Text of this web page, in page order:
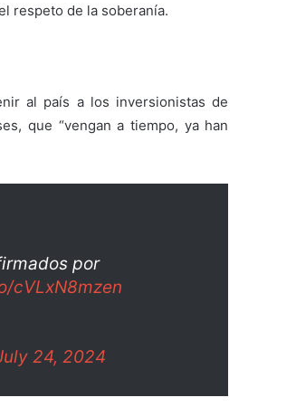
respeto de la soberanía.
al país a los inversionistas de
que “vengan a tiempo, ya han
por
cVLxN8mzen
24, 2024